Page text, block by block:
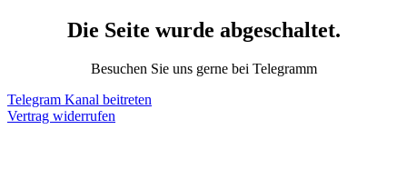
Die Seite wurde abgeschaltet.
Besuchen Sie uns gerne bei Telegramm
Telegram Kanal beitreten
Vertrag widerrufen